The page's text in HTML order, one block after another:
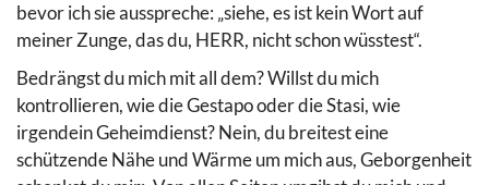
bevor ich sie ausspreche: „siehe, es ist kein Wort auf
meiner Zunge, das du, HERR, nicht schon wüsstest“.
Bedrängst du mich mit all dem? Willst du mich
kontrollieren, wie die Gestapo oder die Stasi, wie
irgendein Geheimdienst? Nein, du breitest eine
schützende Nähe und Wärme um mich aus, Geborgenheit